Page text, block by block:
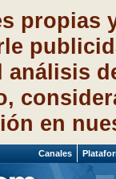
propias
análisis
en
Canales